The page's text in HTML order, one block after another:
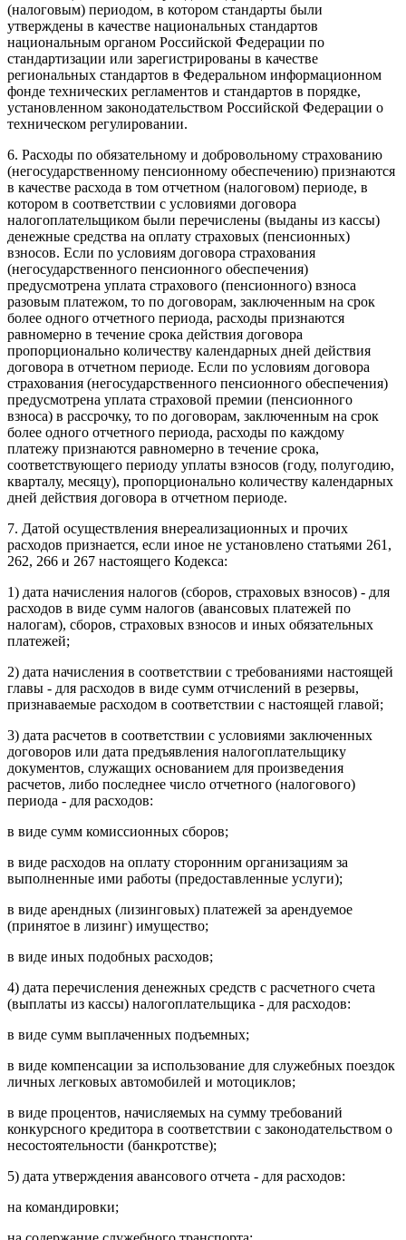
(налоговым) периодом, в котором стандарты были
утверждены в качестве национальных стандартов
национальным органом Российской Федерации по
стандартизации или зарегистрированы в качестве
региональных стандартов в Федеральном информационном
фонде технических регламентов и стандартов в порядке,
установленном законодательством Российской Федерации о
техническом регулировании.
6. Расходы по обязательному и добровольному страхованию
(негосударственному пенсионному обеспечению) признаются
в качестве расхода в том отчетном (налоговом) периоде, в
котором в соответствии с условиями договора
налогоплательщиком были перечислены (выданы из кассы)
денежные средства на оплату страховых (пенсионных)
взносов. Если по условиям договора страхования
(негосударственного пенсионного обеспечения)
предусмотрена уплата страхового (пенсионного) взноса
разовым платежом, то по договорам, заключенным на срок
более одного отчетного периода, расходы признаются
равномерно в течение срока действия договора
пропорционально количеству календарных дней действия
договора в отчетном периоде. Если по условиям договора
страхования (негосударственного пенсионного обеспечения)
предусмотрена уплата страховой премии (пенсионного
взноса) в рассрочку, то по договорам, заключенным на срок
более одного отчетного периода, расходы по каждому
платежу признаются равномерно в течение срока,
соответствующего периоду уплаты взносов (году, полугодию,
кварталу, месяцу), пропорционально количеству календарных
дней действия договора в отчетном периоде.
7. Датой осуществления внереализационных и прочих
расходов признается, если иное не установлено статьями 261,
262, 266 и 267 настоящего Кодекса:
1) дата начисления налогов (сборов, страховых взносов) - для
расходов в виде сумм налогов (авансовых платежей по
налогам), сборов, страховых взносов и иных обязательных
платежей;
2) дата начисления в соответствии с требованиями настоящей
главы - для расходов в виде сумм отчислений в резервы,
признаваемые расходом в соответствии с настоящей главой;
3) дата расчетов в соответствии с условиями заключенных
договоров или дата предъявления налогоплательщику
документов, служащих основанием для произведения
расчетов, либо последнее число отчетного (налогового)
периода - для расходов:
в виде сумм комиссионных сборов;
в виде расходов на оплату сторонним организациям за
выполненные ими работы (предоставленные услуги);
в виде арендных (лизинговых) платежей за арендуемое
(принятое в лизинг) имущество;
в виде иных подобных расходов;
4) дата перечисления денежных средств с расчетного счета
(выплаты из кассы) налогоплательщика - для расходов:
в виде сумм выплаченных подъемных;
в виде компенсации за использование для служебных поездок
личных легковых автомобилей и мотоциклов;
в виде процентов, начисляемых на сумму требований
конкурсного кредитора в соответствии с законодательством о
несостоятельности (банкротстве);
5) дата утверждения авансового отчета - для расходов:
на командировки;